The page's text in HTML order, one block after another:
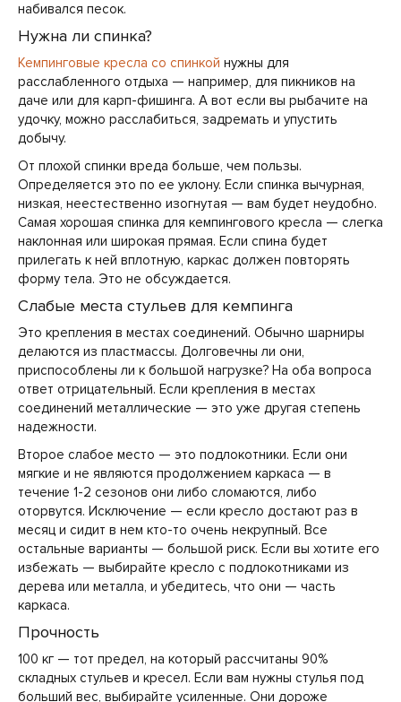
набивался песок.
Нужна ли спинка?
Кемпинговые кресла со спинкой нужны для
расслабленного отдыха — например, для пикников на
даче или для карп-фишинга. А вот если вы рыбачите на
удочку, можно расслабиться, задремать и упустить
добычу.
От плохой спинки вреда больше, чем пользы.
Определяется это по ее уклону. Если спинка вычурная,
низкая, неестественно изогнутая — вам будет неудобно.
Самая хорошая спинка для кемпингового кресла — слегка
наклонная или широкая прямая. Если спина будет
прилегать к ней вплотную, каркас должен повторять
форму тела. Это не обсуждается.
Слабые места стульев для кемпинга
Это крепления в местах соединений. Обычно шарниры
делаются из пластмассы. Долговечны ли они,
приспособлены ли к большой нагрузке? На оба вопроса
ответ отрицательный. Если крепления в местах
соединений металлические — это уже другая степень
надежности.
Второе слабое место — это подлокотники. Если они
мягкие и не являются продолжением каркаса — в
течение 1-2 сезонов они либо сломаются, либо
оторвутся. Исключение — если кресло достают раз в
месяц и сидит в нем кто-то очень некрупный. Все
остальные варианты — большой риск. Если вы хотите его
избежать — выбирайте кресло с подлокотниками из
дерева или металла, и убедитесь, что они — часть
каркаса.
Прочность
100 кг — тот предел, на который рассчитаны 90%
складных стульев и кресел. Если вам нужны стулья под
больший вес, выбирайте усиленные. Они дороже